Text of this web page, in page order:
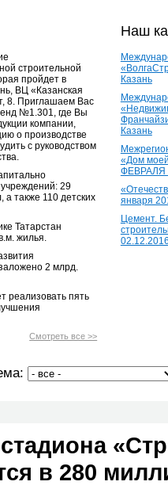
строительной
пройдет в
ВЦ «Казанская
8. Приглашаем Вас
№1.301, где Вы
компании,
о производстве
с руководством
29
также 110 детских
Татарстан
жилья.
2 млрд.
реализовать пять
Смотреть все >>
Наш
Казань
Казань
«Дом
ФЕВРАЛЯ
января
Цемент.
в 280